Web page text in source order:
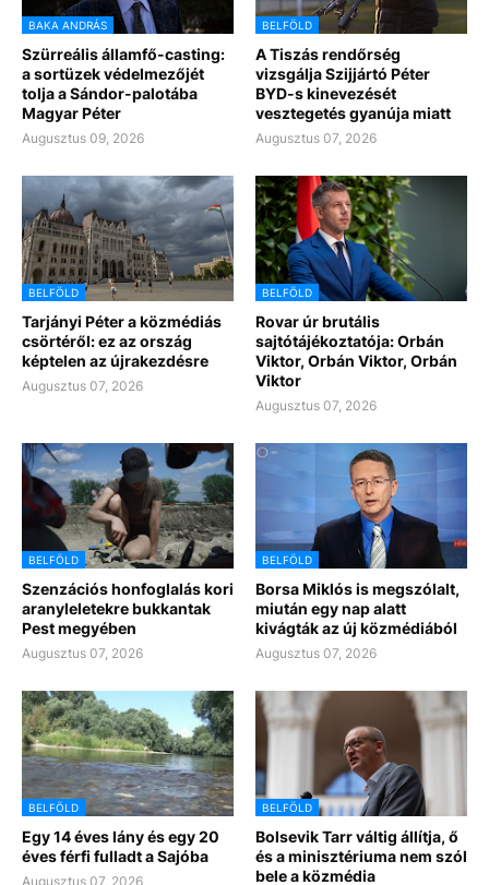
BAKA ANDRÁS
Szürreális államfő-casting:
a sortüzek védelmezőjét
tolja a Sándor-palotába
Magyar Péter
Augusztus 09, 2026
BELFÖLD
A Tiszás rendőrség
vizsgálja Szijjártó Péter
BYD-s kinevezését
vesztegetés gyanúja miatt
Augusztus 07, 2026
BELFÖLD
Tarjányi Péter a közmédiás
csörtéről: ez az ország
képtelen az újrakezdésre
Augusztus 07, 2026
BELFÖLD
Rovar úr brutális
sajtótájékoztatója: Orbán
Viktor, Orbán Viktor, Orbán
Viktor
Augusztus 07, 2026
BELFÖLD
Szenzációs honfoglalás kori
aranyleletekre bukkantak
Pest megyében
Augusztus 07, 2026
BELFÖLD
Borsa Miklós is megszólalt,
miután egy nap alatt
kivágták az új közmédiából
Augusztus 07, 2026
BELFÖLD
Egy 14 éves lány és egy 20
éves férfi fulladt a Sajóba
Augusztus 07, 2026
BELFÖLD
Bolsevik Tarr váltig állítja, ő
és a minisztériuma nem szól
bele a közmédia